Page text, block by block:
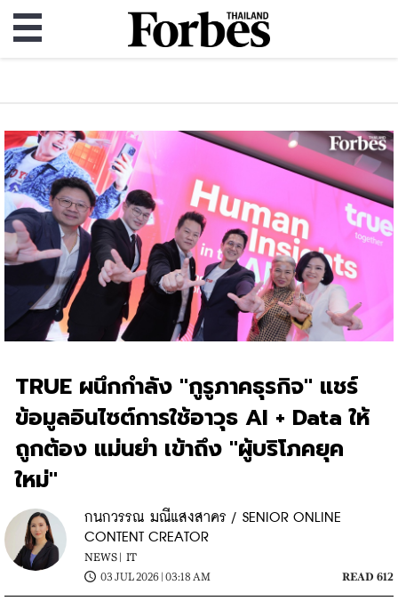
TRUE ผนึกกำลัง "กูรูภาคธุรกิจ" แชร์
ข้อมูลอินไซต์การใช้อาวุธ AI + Data ให้
ถูกต้อง แม่นยำ เข้าถึง "ผู้บริโภคยุค
ใหม่"
กนกวรรณ มณีแสงสาคร / SENIOR ONLINE
CONTENT CREATOR
NEWS | IT
03 JUL 2026 | 03:18 AM
READ 612